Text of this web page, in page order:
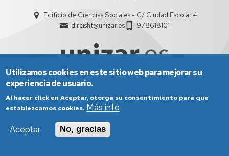
Edificio de Ciencias Sociales - C/ Ciudad Escolar 4
dircisht@unizar.es
978618101
Aviso Legal
Condiciones generales de uso
Política de Privacidad
Política de Cookies
Política de Accesibilidad
Utilizamos cookies en este sitio web para mejorar su
experiencia de usuario.
Al hacer click en Aceptar, otorga su consentimiento para que
establezcamos cookies. Más info
Aceptar
No, gracias